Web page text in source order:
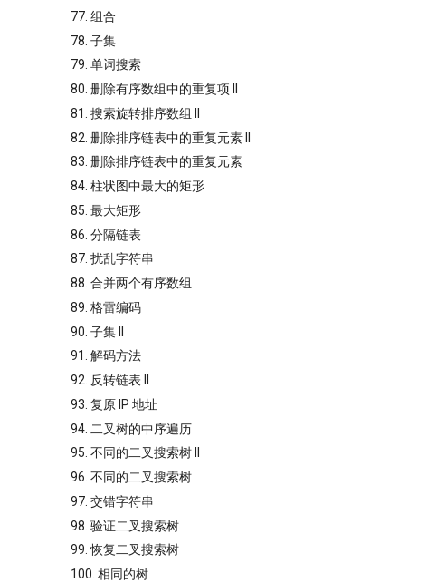
77. 组合
78. 子集
79. 单词搜索
80. 删除有序数组中的重复项 II
81. 搜索旋转排序数组 II
82. 删除排序链表中的重复元素 II
83. 删除排序链表中的重复元素
84. 柱状图中最大的矩形
85. 最大矩形
86. 分隔链表
87. 扰乱字符串
88. 合并两个有序数组
89. 格雷编码
90. 子集 II
91. 解码方法
92. 反转链表 II
93. 复原 IP 地址
94. 二叉树的中序遍历
95. 不同的二叉搜索树 II
96. 不同的二叉搜索树
97. 交错字符串
98. 验证二叉搜索树
99. 恢复二叉搜索树
100. 相同的树